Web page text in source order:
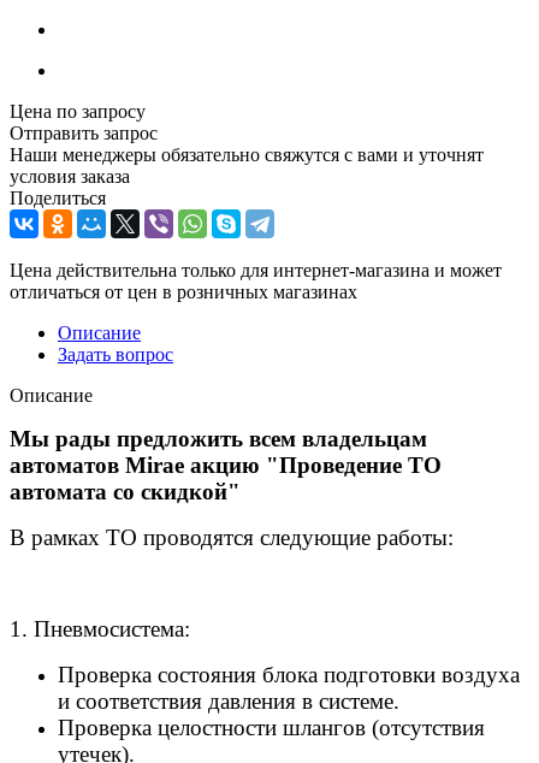
Цена по запросу
Отправить запрос
Наши менеджеры обязательно свяжутся с вами и уточнят
условия заказа
Поделиться
Цена действительна только для интернет-магазина и может
отличаться от цен в розничных магазинах
Описание
Задать вопрос
Описание
Мы рады предложить всем владельцам
автоматов Mirae акцию "Проведение ТО
автомата со скидкой"
В рамках ТО проводятся следующие работы:
1. Пневмосистема:
Проверка состояния блока подготовки воздуха
и соответствия давления в системе.
Проверка целостности шлангов (отсутствия
утечек).